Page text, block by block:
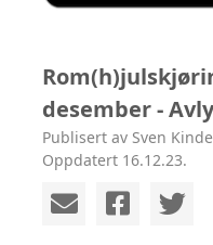
desember -
Publisert av Sven
Oppdatert 16.12.23.